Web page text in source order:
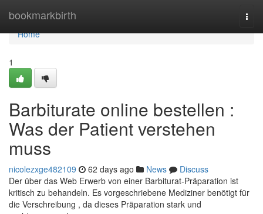
bookmarkbirth
Home
Home
1
Barbiturate online bestellen :
Was der Patient verstehen
muss
nicolezxge482109 62 days ago News
Discuss
Der über das Web Erwerb von einer Barbiturat-Präparation ist
kritisch zu behandeln. Es vorgeschriebene Mediziner benötigt für
die Verschreibung , da dieses Präparation stark und